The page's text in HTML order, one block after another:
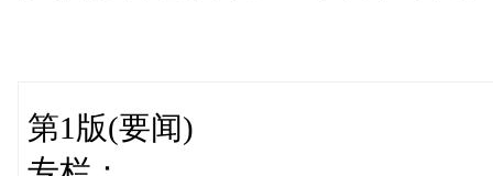
第1版(要闻)